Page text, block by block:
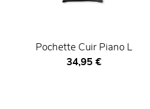
Pochette Cuir Piano L
Prix ​​actuel
34,95 €